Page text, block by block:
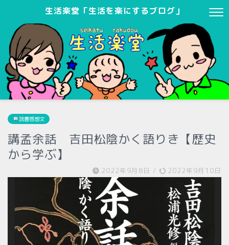
生活楽堂「生活を楽にするブログ」
読書感想文
講孟余話 吉田松陰かく語りき【歴史
から学ぶ】
2022年9月8日 / 2022年9月10日